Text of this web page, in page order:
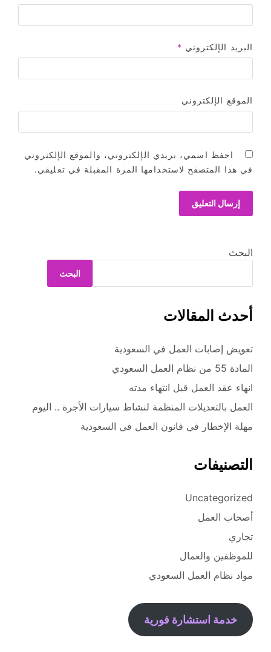
البريد الإلكتروني *
الموقع الإلكتروني
احفظ اسمي، بريدي الإلكتروني، والموقع الإلكتروني
في هذا المتصفح لاستخدامها المرة المقبلة في تعليقي.
البحث
البحث
أحدث المقالات
تعويض إصابات العمل في السعودية
المادة 55 من نظام العمل السعودي
انهاء عقد العمل قبل انتهاء مدته
العمل بالتعديلات المنظمة لنشاط سيارات الأجرة .. اليوم
مهلة الإخطار في قانون العمل في السعودية
التصنيفات
Uncategorized
أصحاب العمل
تجاري
للموظفين والعمال
مواد نظام العمل السعودي
خدمة استشارة فورية